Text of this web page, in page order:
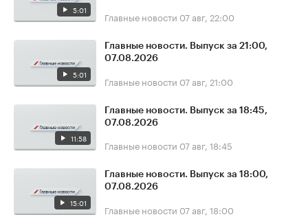
5:01 Главные новости 07 авг, 22:00
5:01
Главные новости. Выпуск за 21:00,
07.08.2026
Главные новости 07 авг, 21:00
11:58
Главные новости. Выпуск за 18:45,
07.08.2026
Главные новости 07 авг, 18:45
15:01
Главные новости. Выпуск за 18:00,
07.08.2026
Главные новости 07 авг, 18:00